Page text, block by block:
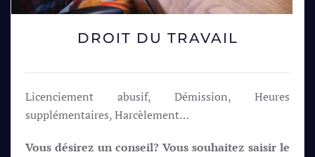
DROIT DU TRAVAIL
Licenciement abusif, Démission, Heures
supplémentaires, Harcèlement…
Vous désirez un conseil? Vous souhaitez saisir le